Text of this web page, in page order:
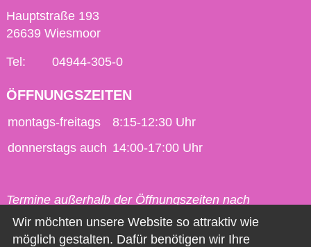
Hauptstraße 193
26639 Wiesmoor
Tel: 04944-305-0
ÖFFNUNGSZEITEN
montags-freitags
8:15-12:30 Uhr
donnerstags auch 14:00-17:00 Uhr
Termine außerhalb der Öffnungszeiten nach
vorheriger Vereinbarung möglich.
Wir möchten unsere Website so attraktiv wie
möglich gestalten. Dafür benötigen wir Ihre